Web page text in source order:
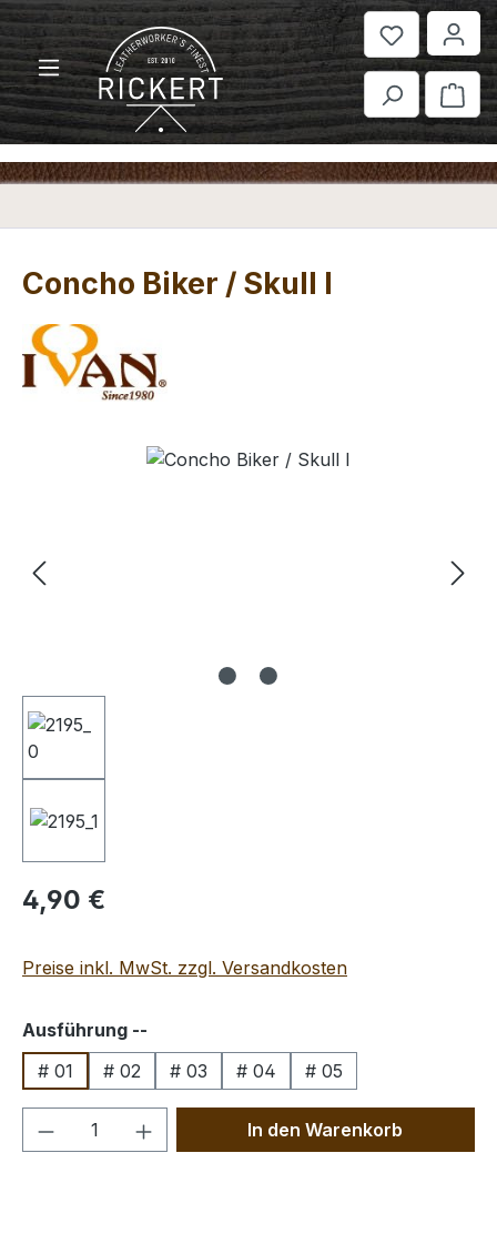
Zum Hauptinhalt springen
Concho Biker / Skull I
Bildergalerie überspringen
Regulärer Preis:
4,90 €
Preise inkl. MwSt. zzgl. Versandkosten
Ausführung --
# 01
# 02 # 03 # 04 # 05
Produkt Anzahl: Gib denIn den Warenkorb